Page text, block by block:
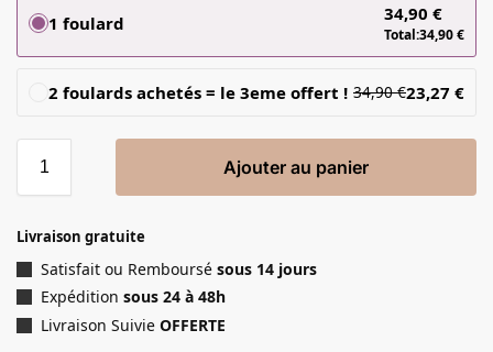
1 foulard 34,90 €
Total:34,90€
2 foulards achetés = le 3eme offert ! 34,90€23,27 €
Ajouter au panier
Livraison gratuite
Satisfait ou Remboursé sous 14 jours
Expédition sous 24 à 48h
Livraison Suivie OFFERTE